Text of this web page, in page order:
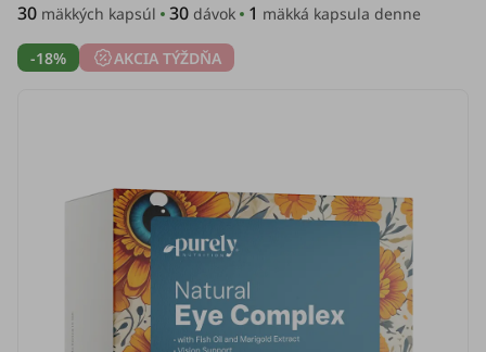
30 mäkkých kapsúl 30 dávok 1 mäkká kapsula denne
-18% AKCIA TÝŽDŇA